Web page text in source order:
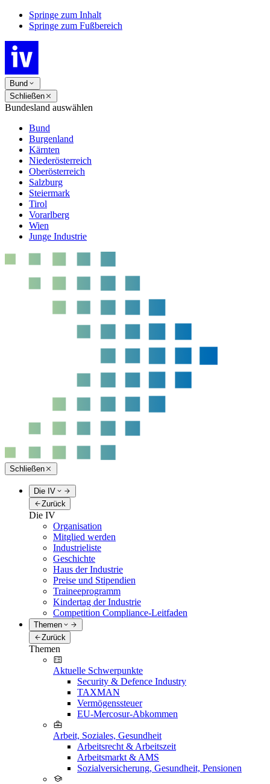
Springe zum Inhalt
Springe zum Fußbereich
Bund
Schließen
Bundesland auswählen
Bund
Burgenland
Kärnten
Niederösterreich
Oberösterreich
Salzburg
Steiermark
Tirol
Vorarlberg
Wien
Junge Industrie
Schließen
Die IV
Zurück
Die IV
Organisation
Mitglied werden
Industrieliste
Geschichte
Haus der Industrie
Preise und Stipendien
Traineeprogramm
Kindertag der Industrie
Competition Compliance-Leitfaden
Themen
Zurück
Themen
Aktuelle Schwerpunkte
Security & Defence Industry
TAXMAN
Vermögenssteuer
EU-Mercosur-Abkommen
Arbeit, Soziales, Gesundheit
Arbeitsrecht & Arbeitszeit
Arbeitsmarkt & AMS
Sozialversicherung, Gesundheit, Pensionen